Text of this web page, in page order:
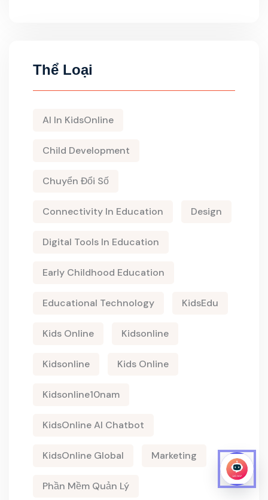
Thể Loại
AI In KidsOnline
Child Development
Chuyển Đổi Số
Connectivity In Education Design
Digital Tools In Education
Early Childhood Education
Educational Technology KidsEdu
Kids Online Kidsonline
Kidsonline Kids Online
Kidsonline10nam
KidsOnline AI Chatbot
KidsOnline Global Marketing
Phần Mềm Quản Lý